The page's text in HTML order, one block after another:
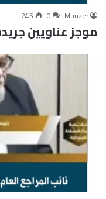
Munzer
0
245
موجز عناويين جريدة